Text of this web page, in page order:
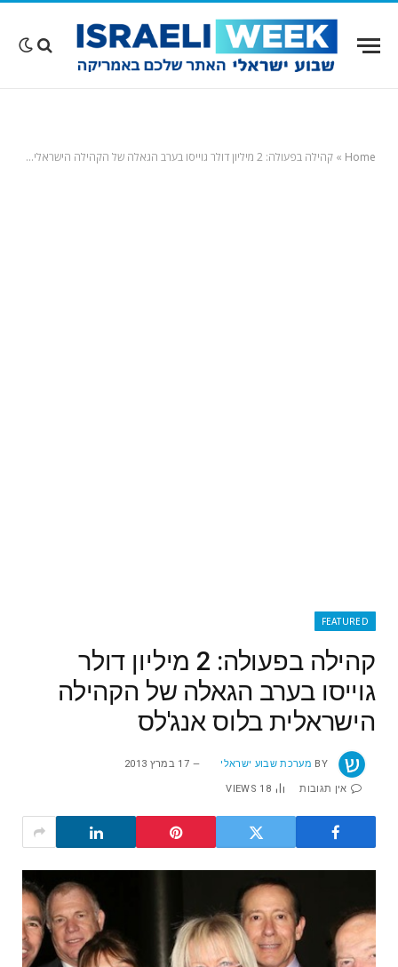
Home
» קהילה בפעולה: 2 מיליון דולר גוייסו בערב הגאלה של הקהילה הישראלית בלוס אנג'לס
FEATURED
קהילה בפעולה: 2 מיליון דולר
גוייסו בערב הגאלה של הקהילה
הישראלית בלוס אנג'לס
BY מערכת שבוע ישראלי 17 במרץ 2013
אין תגובות 18
VIEWS